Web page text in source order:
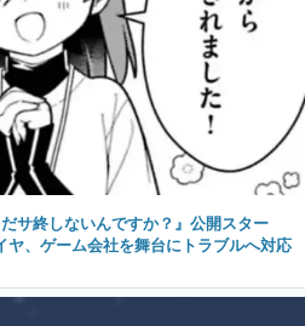
サ終しないんですか？』公開スター
ヤ、ゲーム会社を舞台にトラブルへ対応